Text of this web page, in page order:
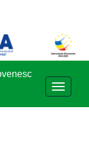
Toggle